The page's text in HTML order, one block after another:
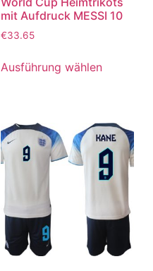
mit Aufdruck MESSI 10
€33.65
Ausführung wählen